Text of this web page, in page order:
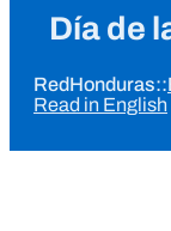
Día de
RedHonduras::
Read in English